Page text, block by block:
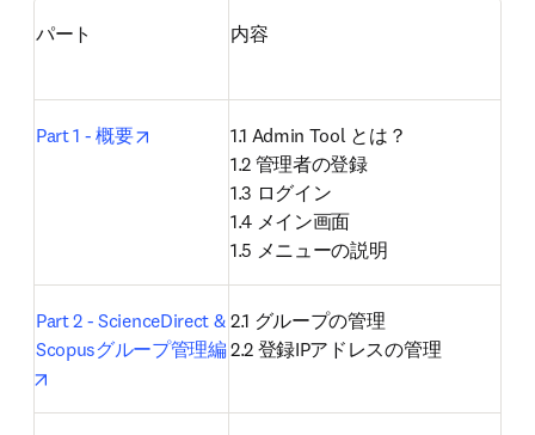
パート 内容
Part 1 - 概要 opens in new tab/window
1.1 Admin Tool とは？
1.2 管理者の登録
1.3 ログイン
1.4 メイン画面
1.5 メニューの説明
Part 2 - ScienceDirect &
Scopusグループ管理編
2.1 グループの管理
2.2 登録IPアドレスの管理